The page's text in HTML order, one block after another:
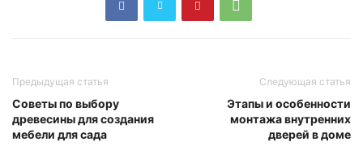
Предыдущая статья
Советы по выбору
древесины для создания
мебели для сада
Следующая статья
Этапы и особенности
монтажа внутренних
дверей в доме